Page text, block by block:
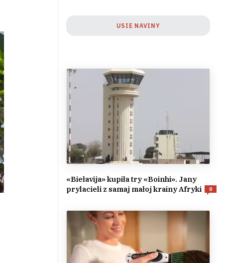
USIE NAVINY
«Biełavija» kupiła try «Boinhi». Jany
prylacieli z samaj małoj krainy Afryki
8